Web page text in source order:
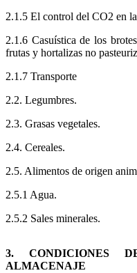
2.1.5 El control del CO2 en
2.1.6 Casuística de los
frutas y hortalizas no
2.1.7 Transporte
2.2. Legumbres.
2.3. Grasas vegetales.
2.4. Cereales.
2.5. Alimentos de origen
2.5.1 Agua.
2.5.2 Sales minerales.
3. CONDICIONES
ALMACENAJE